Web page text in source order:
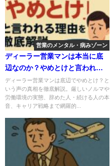
営業のメンタル・病みゾーン
ディーラー営業マンは本当に底
辺なのか？やめとけと言われる
理由を徹底解説
ディーラー営業マンは底辺でやめとけ？と
いう声の真相を徹底解説。厳しいノルマや
労働環境の実態、辞めた人・続ける人の本
音、キャリア戦略まで網羅的...